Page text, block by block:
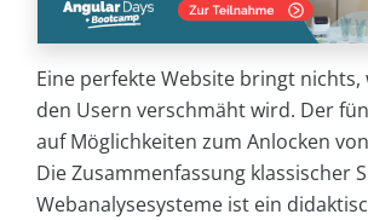
Eine perfekte Website bringt nichts,
den Usern verschmäht wird. Der
auf Möglichkeiten zum Anlocken
Die Zusammenfassung klassischer
Webanalysesysteme ist ein